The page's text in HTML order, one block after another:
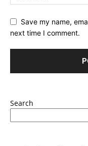
Save my name,
next time I comment.
Search